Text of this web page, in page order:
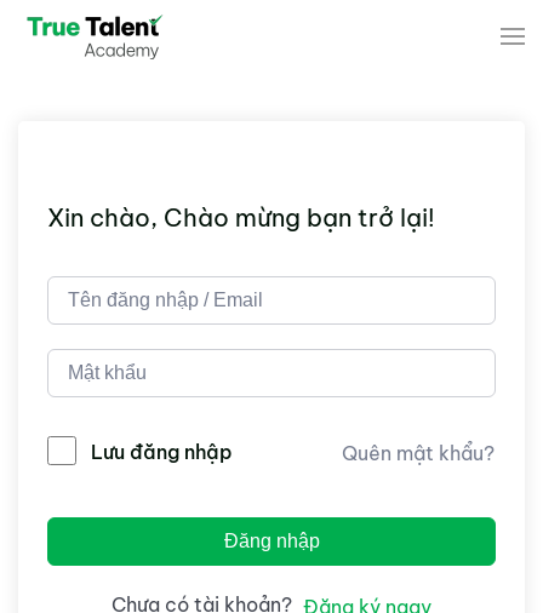
Xin chào, Chào mừng bạn trở lại!
Lưu đăng nhập Quên mật khẩu?
Đăng nhập
Chưa có tài khoản? Đăng ký ngay